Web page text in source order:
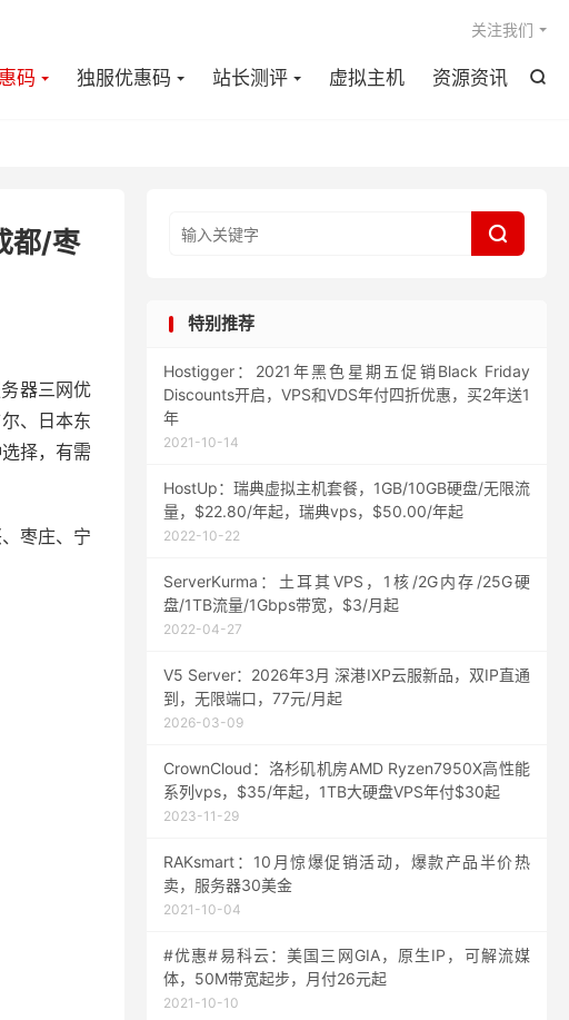

码 独服优惠码 站长测评 虚拟主机 资源资讯
关注我们
都/枣
器三网优
、日本东
择，有需
枣庄、宁

特别推荐
Hostigger：2021年黑色星期五促销Black Friday
Discounts开启，VPS和VDS年付四折优惠，买2年送1
年
2021-10-14
HostUp：瑞典虚拟主机套餐，1GB/10GB硬盘/无限流
量，$22.80/年起，瑞典vps，$50.00/年起
2022-10-22
ServerKurma：土耳其VPS，1核/2G内存/25G硬
盘/1TB流量/1Gbps带宽，$3/月起
2022-04-27
V5 Server：2026年3月 深港IXP云服新品，双IP直通
到，无限端口，77元/月起
2026-03-09
CrownCloud：洛杉矶机房AMD Ryzen7950X高性能
系列vps，$35/年起，1TB大硬盘VPS年付$30起
2023-11-29
RAKsmart：10月惊爆促销活动，爆款产品半价热
卖，服务器30美金
2021-10-04
#优惠#易科云：美国三网GIA，原生IP，可解流媒
体，50M带宽起步，月付26元起
2021-10-10